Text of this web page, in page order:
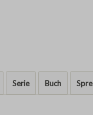
Serie Buch